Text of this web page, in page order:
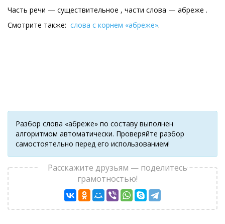
Часть речи — существительное , части слова — абреже .
Смотрите также: слова с корнем «абреже».
Разбор слова «абреже» по составу выполнен
алгоритмом автоматически. Проверяйте разбор
самостоятельно перед его использованием!
Расскажите друзьям — поделитесь
грамотностью!